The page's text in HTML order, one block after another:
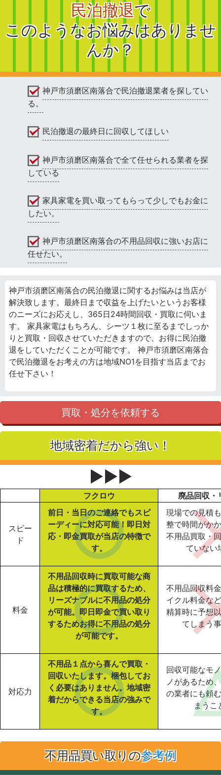
民泊撤退で
このようなお悩みはありませ
んか？
神戸市須磨区南落合で民泊撤退業者を探してい
る。
民泊撤退の最終日に回収してほしい
神戸市須磨区南落合で全て任せられる業者を探
している
家具家電を買い取ってもらって少しでもお金に
したい。
神戸市須磨区南落合の不用品回収に強いお店に
任せたい。
神戸市須磨区南落合の民泊撤退に関するお悩みは当店が
解決致します。最終日まで収益を上げたいというお客様
のニーズにお応えし、365日24時間回収・買取に伺いま
す。 家具家電はもちろん、シーツ１枚に至るまでしっか
りと買取・回収させていただきますので、お得に民泊撤
退をしていただくことが可能です。 神戸市須磨区南落合
で民泊撤退をお考えの方は地域NO1を目指す当店までお
任せ下さい！
買取・処分を依頼する
地域密着だから強い！
▶▶▶
フクロウ 廃品回収・
スピー
ド
前日・当日のご連絡でもスピ
ーディーに対応可能！即日対
応・即金買取が当店の特徴で
す。
現場での見積
整で時間がか
不用品買取・
ていない
料金
不用品回収時に買取可能な商
品は積極的に買取するため、
リーズナブルに不用品の処分
が可能。即日即金で買い取り
するためお得に不用品の処分
が可能です。
不用品回収料
イクル料金な
精算時に予想
てしまう
対応力
不用品１点から喜んで買取・
回収いたします。梱包してお
く必要はありません。地域密
着だからできる当店の強みで
す。
回収可能なモ
ノがあるため
の業者にも頼
まうこ
不用品買い取りの参考例